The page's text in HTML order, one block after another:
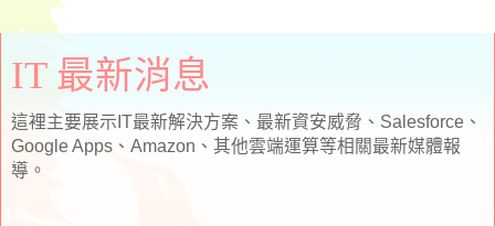
IT 最新消息
這裡主要展示IT最新解決方案、最新資安威脅、Salesforce、
Google Apps、Amazon、其他雲端運算等相關最新媒體報
導。